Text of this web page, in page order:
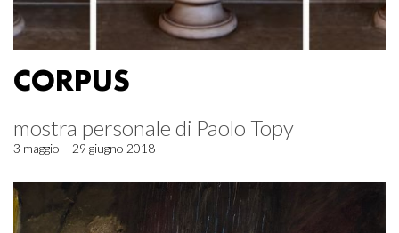
CORPUS
mostra personale di Paolo Topy
3 maggio – 29 giugno 2018